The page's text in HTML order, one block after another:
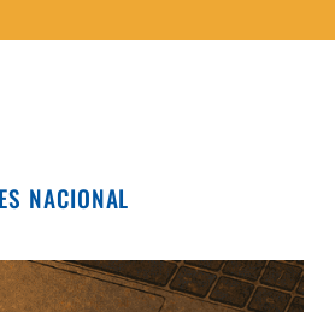
NACIONAL